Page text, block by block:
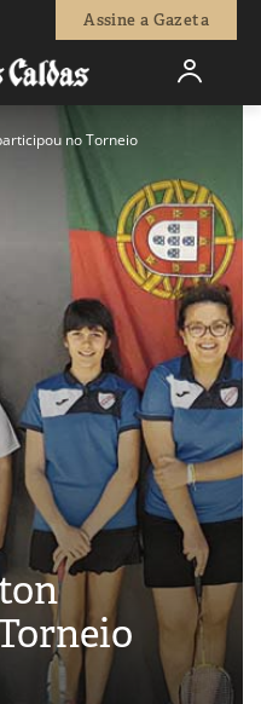
Assine a Gazeta
no Torneio